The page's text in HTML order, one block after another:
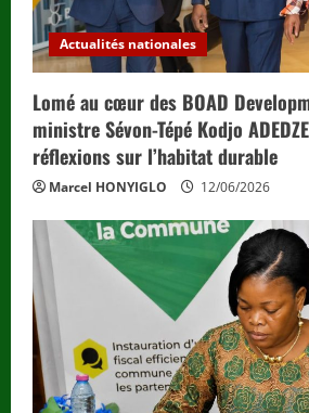
Actualités nationales
Lomé au cœur des BOAD
ministre Sévon-Tépé Kodjo
réflexions sur l’habitat durable
Marcel HONYIGLO 12/06/2026